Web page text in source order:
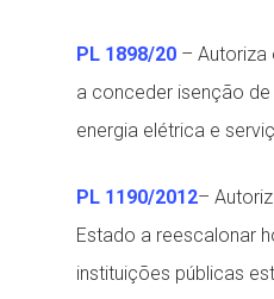
PL 1898/20 – Autoriza
a conceder isenção
energia elétrica e
PL 1190/2012–
Estado a reescalonar
instituições públicas